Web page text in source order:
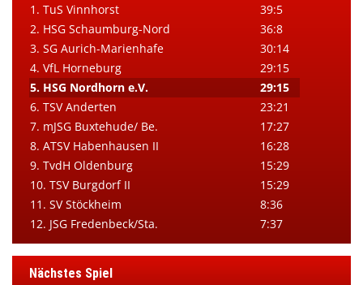
1. TuS Vinnhorst
39:5
2. HSG Schaumburg-Nord
36:8
3. SG Aurich-Marienhafe
30:14
4. VfL Horneburg
29:15
5. HSG Nordhorn e.V.
29:15
6. TSV Anderten
23:21
7. mJSG Buxtehude/ Be.
17:27
8. ATSV Habenhausen II
16:28
9. TvdH Oldenburg
15:29
10. TSV Burgdorf II
15:29
11. SV Stöckheim
8:36
12. JSG Fredenbeck/Sta.
7:37
Nächstes Spiel